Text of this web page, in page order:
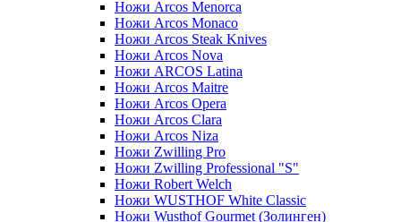
Ножи Arcos Menorca
Ножи Arcos Monaco
Ножи Arcos Steak Knives
Ножи Arcos Nova
Ножи ARCOS Latina
Ножи Arcos Maitre
Ножи Arcos Opera
Ножи Arcos Clara
Ножи Arcos Niza
Ножи Zwilling Pro
Ножи Zwilling Professional "S"
Ножи Robert Welch
Ножи WUSTHOF White Classic
Ножи Wusthof Gourmet (Золинген)